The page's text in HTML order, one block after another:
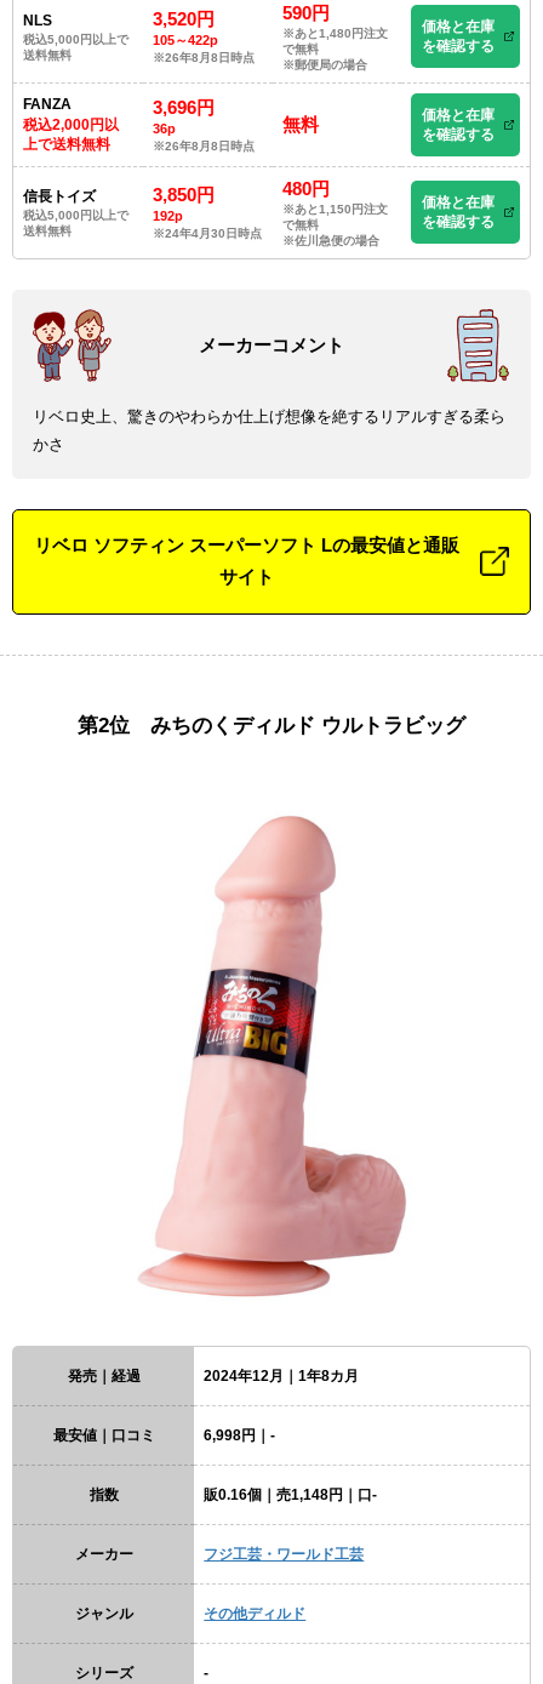
NLS
税込5,000円以上で
送料無料
3,520円
105～422p
※26年8月8日時点
590円
※あと1,480円注文
で無料
※郵便局の場合
価格と在庫
を確認する
FANZA
税込2,000円以
上で送料無料
3,696円
36p
※26年8月8日時点
無料
価格と在庫
を確認する
信長トイズ
税込5,000円以上で
送料無料
3,850円
192p
※24年4月30日時点
480円
※あと1,150円注文
で無料
※佐川急便の場合
価格と在庫
を確認する
リベロ史上、驚きのやわらか仕上げ想像を絶するリアルすぎる柔ら
かさ
リベロ ソフティン スーパーソフト Lの最安値と通販
サイト
第2位 みちのくディルド ウルトラビッグ
発売｜経過 2024年12月｜1年8カ月
最安値｜口コミ 6,998円｜-
指数 販0.16個｜売1,148円｜口-
メーカー フジ工芸・ワールド工芸
ジャンル その他ディルド
シリーズ -